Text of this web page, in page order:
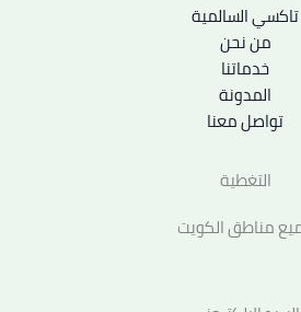
تاكسي السالمية
من نحن
خدماتنا
المدونة
تواصل معنا
التغطية
مناطق الكويت